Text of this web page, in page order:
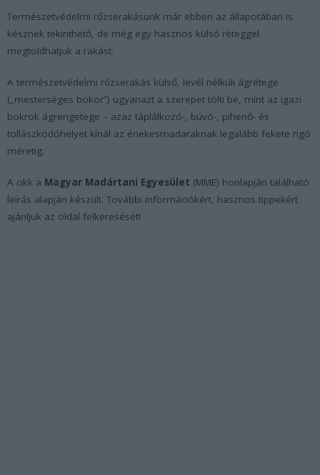
Természetvédelmi rőzserakásunk már ebben az állapotában is
késznek tekinthető, de még egy hasznos külső réteggel
megtoldhatjuk a rakást.
A természetvédelmi rőzserakás külső, levél nélküli ágrétege
(„mesterséges bokor”) ugyanazt a szerepet tölti be, mint az igazi
bokrok ágrengetege – azaz táplálkozó-, búvó-, pihenő- és
tollászkodóhelyet kínál az énekesmadaraknak legalább fekete rigó
méretig.
A cikk a Magyar Madártani Egyesület (MME) honlapján található
leírás alapján készült. További információkért, hasznos tippekért
ajánljuk az oldal felkeresését!